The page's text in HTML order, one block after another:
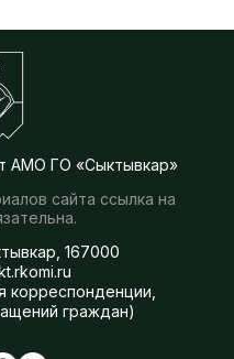
АМО ГО «Сыктывкар»
сайта ссылка на
167000
корреспонденции,
граждан)